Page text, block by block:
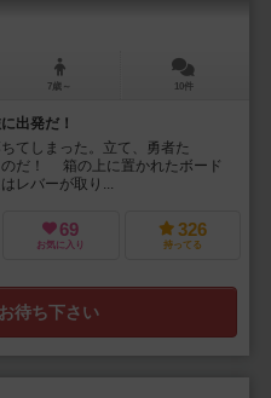
7歳～ 10件
出発だ！
てしまった。立て、勇者た
だ！ 箱の上に置かれたボード
レバーが取り...
69
お気に入り
326
持ってる
待ち下さい